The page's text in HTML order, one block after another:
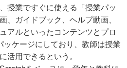
授業ですぐに使える「授業パッ
、ガイドブック、ヘルプ動画、
アルといったコンテンツとプロ
ッケージにしており、教師は授業
活用できるという。